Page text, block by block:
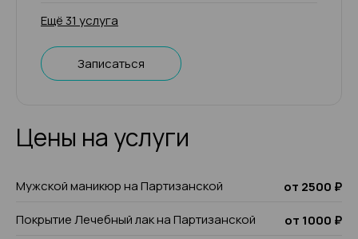
Ещё 31 услуга
Записаться
Цены на услуги
Мужской маникюр на Партизанской
от 2500 ₽
Покрытие Лечебный лак на Партизанской
от 1000 ₽